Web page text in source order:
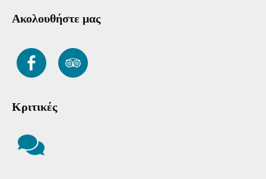
Ακολουθήστε μας
Κριτικές